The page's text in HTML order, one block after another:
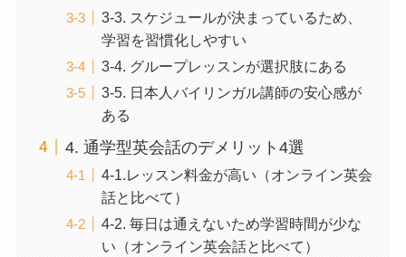
3-3. スケジュールが決まっているため、
学習を習慣化しやすい
3-4. グループレッスンが選択肢にある
3-5. 日本人バイリンガル講師の安心感が
ある
4. 通学型英会話のデメリット4選
4-1.レッスン料金が高い（オンライン英会
話と比べて）
4-2. 毎日は通えないため学習時間が少な
い（オンライン英会話と比べて）